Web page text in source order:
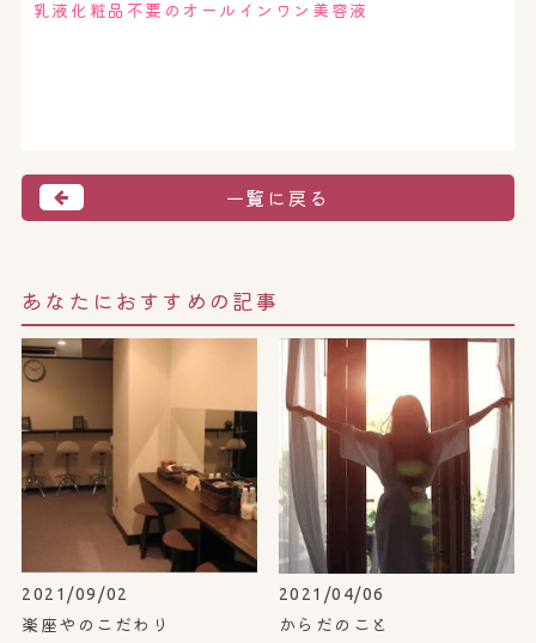
乳液化粧品不要のオールインワン美容液
一覧に戻る
あなたにおすすめの記事
2021/09/02
楽座やのこだわり
2021/04/06
からだのこと